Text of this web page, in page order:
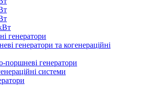
генератори
генератори та когенераційні
поршневі генератори
системи